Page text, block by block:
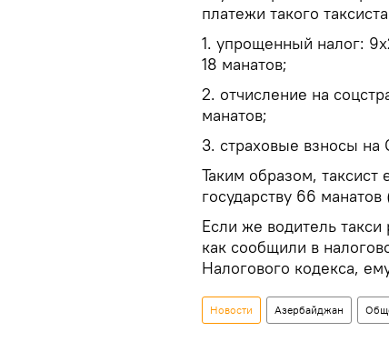
платежи такого
1. упрощенный налог:
18 манатов;
2. отчисление на
манатов;
3. страховые взносы
Таким образом, таксист
государству 66 манатов
Если же водитель такси
как сообщили в
Налогового кодекса,
Новости Азербайджан